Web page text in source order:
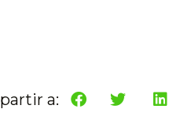
a: